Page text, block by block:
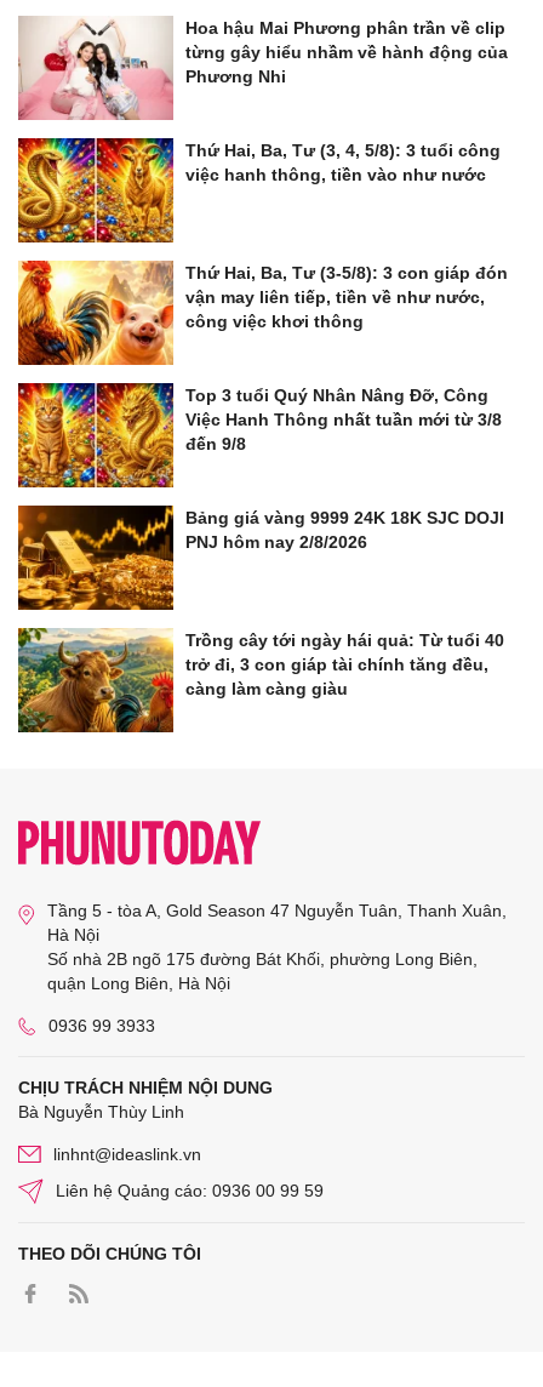
Hoa hậu Mai Phương phân trần về clip
từng gây hiểu nhầm về hành động của
Phương Nhi
Thứ Hai, Ba, Tư (3, 4, 5/8): 3 tuổi công
việc hanh thông, tiền vào như nước
Thứ Hai, Ba, Tư (3-5/8): 3 con giáp đón
vận may liên tiếp, tiền về như nước,
công việc khơi thông
Top 3 tuổi Quý Nhân Nâng Đỡ, Công
Việc Hanh Thông nhất tuần mới từ 3/8
đến 9/8
Bảng giá vàng 9999 24K 18K SJC DOJI
PNJ hôm nay 2/8/2026
Trồng cây tới ngày hái quả: Từ tuổi 40
trở đi, 3 con giáp tài chính tăng đều,
càng làm càng giàu
Tầng 5 - tòa A, Gold Season 47 Nguyễn Tuân, Thanh Xuân,
Hà Nội
Số nhà 2B ngõ 175 đường Bát Khối, phường Long Biên,
quận Long Biên, Hà Nội
0936 99 3933
CHỊU TRÁCH NHIỆM NỘI DUNG
Bà Nguyễn Thùy Linh
linhnt@ideaslink.vn
Liên hệ Quảng cáo: 0936 00 99 59
THEO DÕI CHÚNG TÔI